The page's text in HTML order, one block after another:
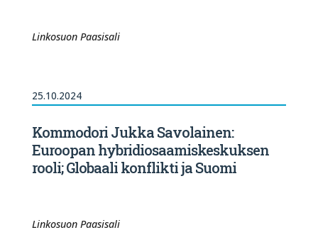
Linkosuon Paasisali
25.10.2024
Kommodori Jukka Savolainen:
Euroopan hybridiosaamiskeskuksen
rooli; Globaali konflikti ja Suomi
Linkosuon Paasisali